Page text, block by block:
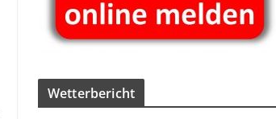
Wet­ter­be­richt